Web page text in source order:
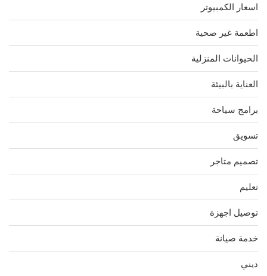
اسعار الكمبيوتر
اطعمة غير صحية
الحيوانات المنزلية
العناية بالبيئة
برامج سياحة
تسويق
تصميم متاجر
تعليم
توصيل اجهزة
خدمة صيانة
ديني